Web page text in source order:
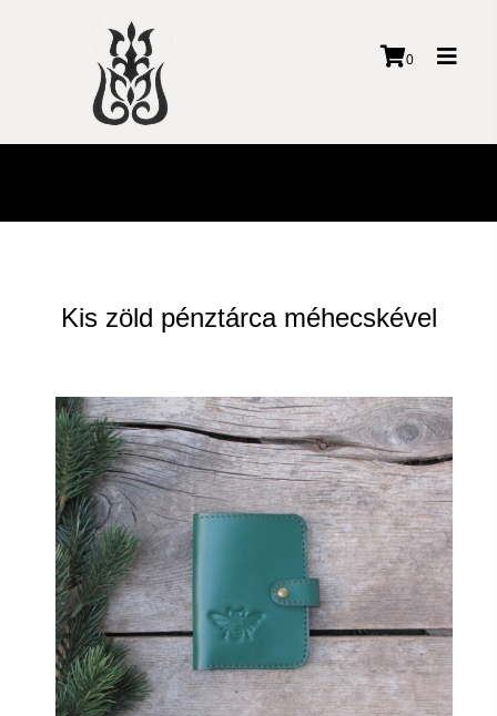
0
Kis zöld pénztárca méhecskével